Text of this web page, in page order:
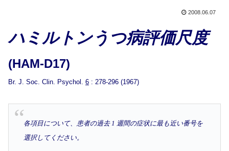
2008.06.07
ハミルトンうつ病評価尺度
(HAM-D17)
Br. J. Soc. Clin. Psychol. 6 : 278-296 (1967)
各項目について、患者の過去 1 週間の症状に最も近い番号を
選択してください。